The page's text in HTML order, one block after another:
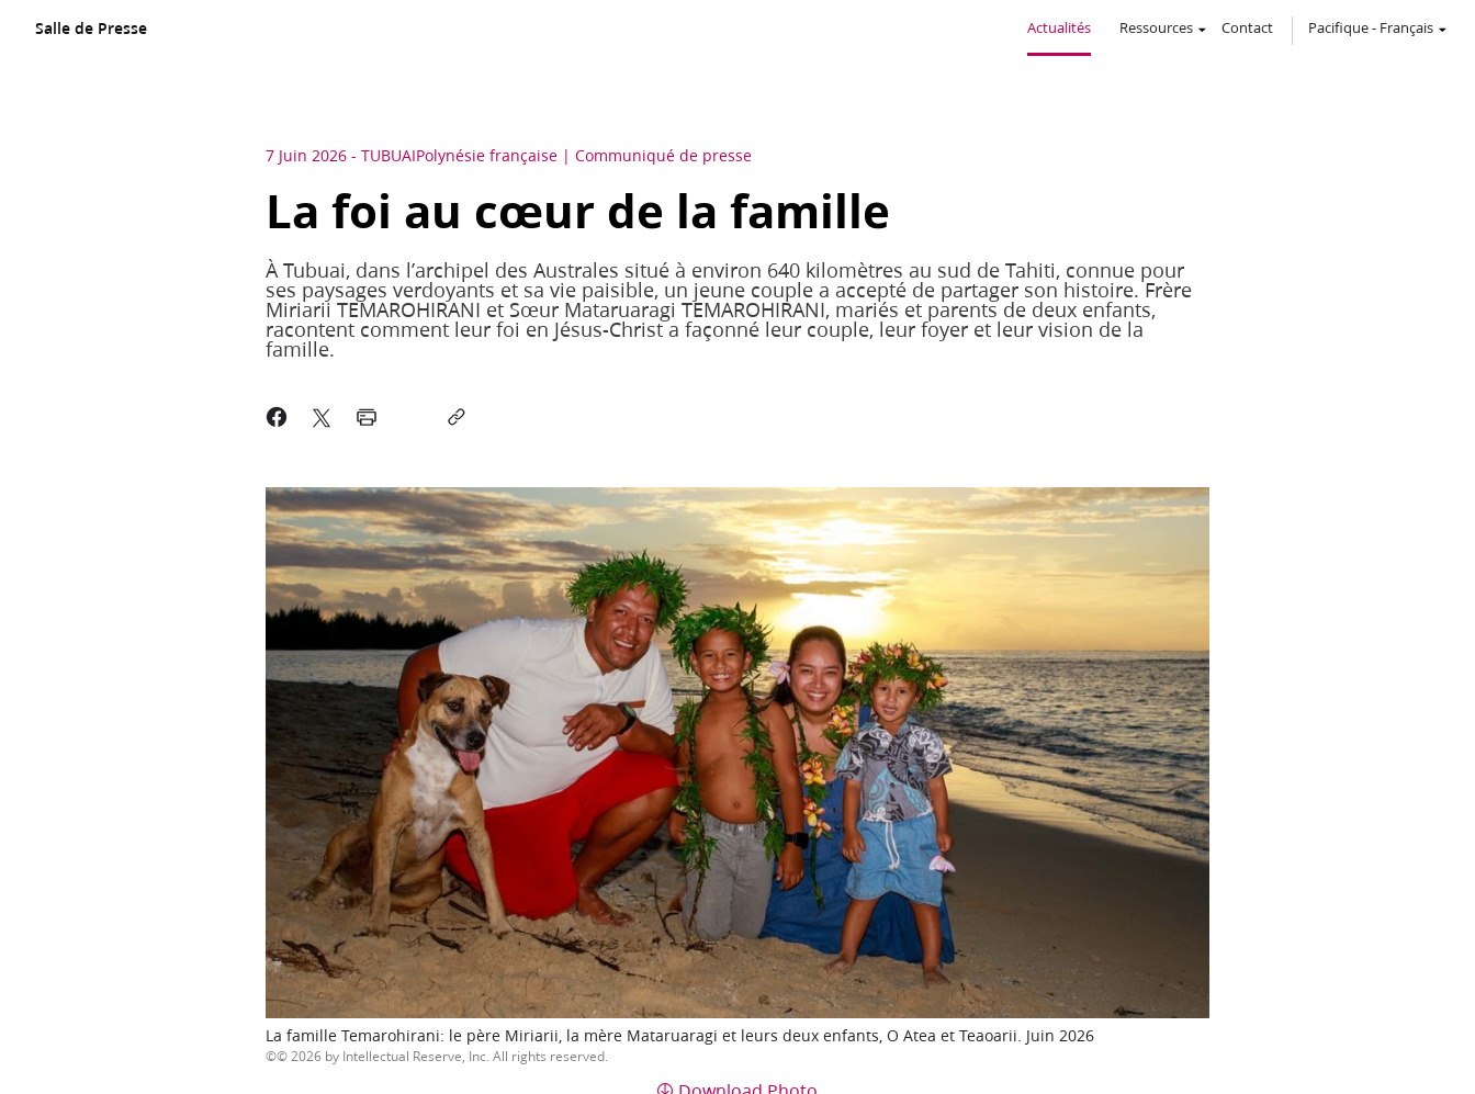
Salle de Presse Actualités Ressources Contact Pacifique- Français
7 Juin 2026 - TUBUAIPolynésie française Communiqué de presse
La foi au cœur de la famille
À Tubuai, dans l’archipel des Australes situé à environ 640 kilomètres au sud de Tahiti, connue pour
ses paysages verdoyants et sa vie paisible, un jeune couple a accepté de partager son histoire. Frère
Miriarii TEMAROHIRANI et Sœur Mataruaragi TEMAROHIRANI, mariés et parents de deux enfants,
racontent comment leur foi en Jésus-Christ a façonné leur couple, leur foyer et leur vision de la
famille.
La famille Temarohirani: le père Miriarii, la mère Mataruaragi et leurs deux enfants, O Atea et Teaoarii. Juin 2026
© 2026 by Intellectual Reserve, Inc. All rights reserved.